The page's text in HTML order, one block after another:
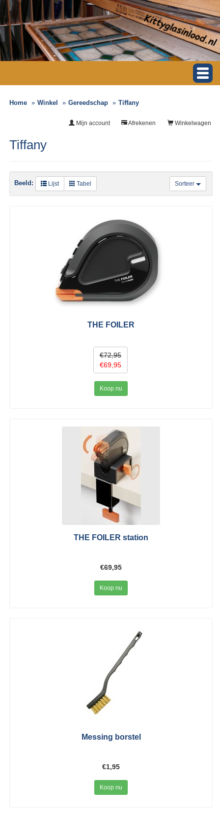
Home Winkel Gereedschap Tiffany
Winkelwagen
Afrekenen
Mijn account
Tiffany
Sorteer
Beeld: Lijst Tabel
THE FOILER
€72,95
€69,95
Koop nu
THE FOILER station
€69,95
Koop nu
Messing borstel
€1,95
Koop nu